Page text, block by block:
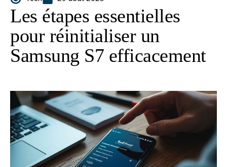
Les étapes essentielles
pour réinitialiser un
Samsung S7 efficacement